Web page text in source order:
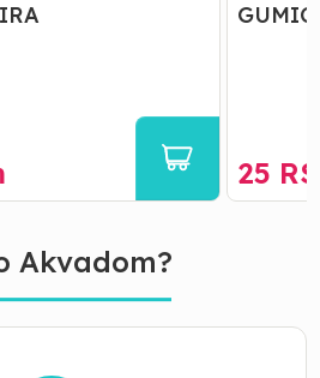
25
Akvadom?